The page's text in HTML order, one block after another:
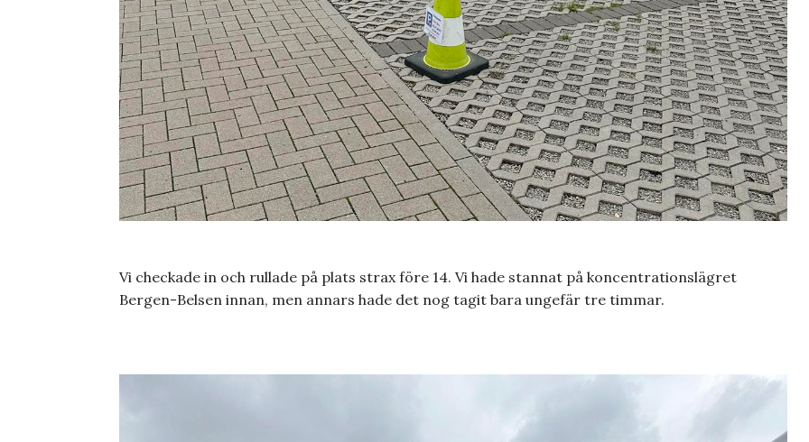
Vi checkade in och rullade på plats strax före 14. Vi hade stannat på koncentrationslägret
Bergen-Belsen innan, men annars hade det nog tagit bara ungefär tre timmar.